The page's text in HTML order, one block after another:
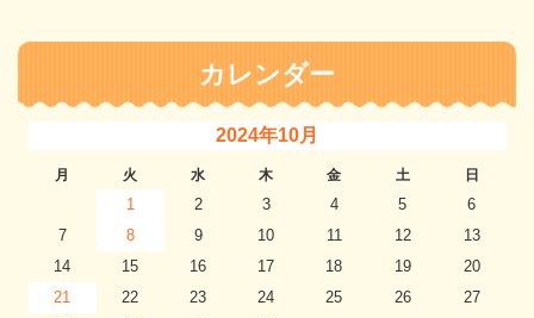
カレンダー
2024年10月
月 火 水 木 金 土 日
1 2 3 4 5
6
7
8 9 10 11 12
13
14
15 16 17 18 19
20
21
22 23 24 25 26
27